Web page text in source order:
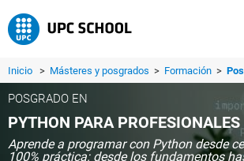
Inicio > Másteres y posgrados > Formación >
POSGRADO EN
PYTHON PARA PROFESIONALES
Aprende a programar con Python desde
100% práctica: desde los fundamentos